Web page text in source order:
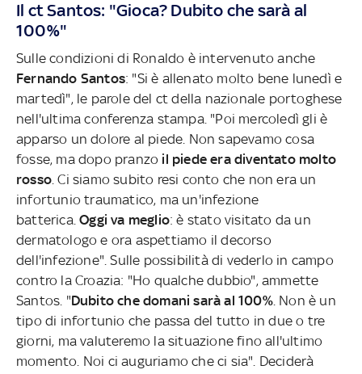
Il ct Santos: "Gioca? Dubito che sarà al
100%"
Sulle condizioni di Ronaldo è intervenuto anche
Fernando Santos: "Si è allenato molto bene lunedì e
martedì", le parole del ct della nazionale portoghese
nell'ultima conferenza stampa. "Poi mercoledì gli è
apparso un dolore al piede. Non sapevamo cosa
fosse, ma dopo pranzo il piede era diventato molto
rosso . Ci siamo subito resi conto che non era un
infortunio traumatico, ma un'infezione
batterica.Oggi va meglio: è stato visitato da un
dermatologo e ora aspettiamo il decorso
dell'infezione". Sulle possibilità di vederlo in campo
contro la Croazia: "Ho qualche dubbio", ammette
Santos. "Dubito che domani sarà al 100%. Non è un
tipo di infortunio che passa del tutto in due o tre
giorni, ma valuteremo la situazione fino all'ultimo
momento. Noi ci auguriamo che ci sia". Deciderà